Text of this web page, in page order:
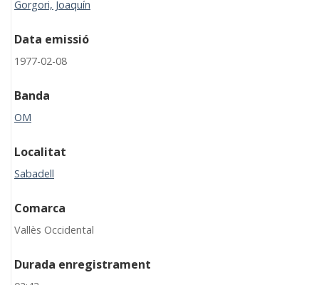
Gorgori, Joaquín
Data emissió
1977-02-08
Banda
OM
Localitat
Sabadell
Comarca
Vallès Occidental
Durada enregistrament